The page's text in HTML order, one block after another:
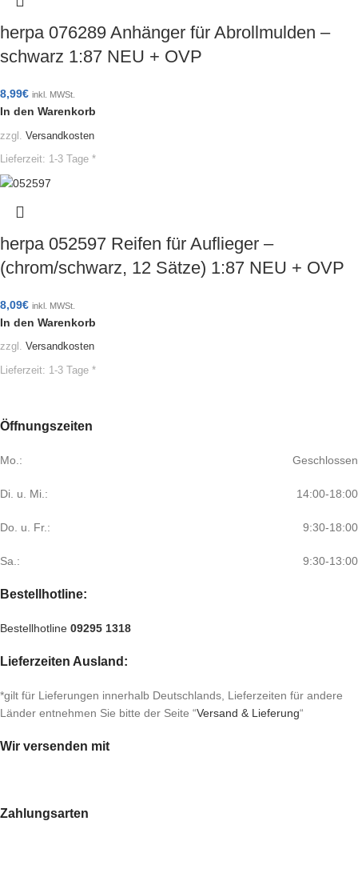
herpa 076289 Anhänger für Abrollmulden –
schwarz 1:87 NEU + OVP
8,99€ inkl. MWSt.
In den Warenkorb
zzgl. Versandkosten
Lieferzeit: 1-3 Tage *
herpa 052597 Reifen für Auflieger –
(chrom/schwarz, 12 Sätze) 1:87 NEU + OVP
8,09€ inkl. MWSt.
In den Warenkorb
zzgl. Versandkosten
Lieferzeit: 1-3 Tage *
Öffnungszeiten
Mo.: Geschlossen
Di. u. Mi.: 14:00-18:00
Do. u. Fr.: 9:30-18:00
Sa.: 9:30-13:00
Bestellhotline:
Bestellhotline 09295 1318
Lieferzeiten Ausland:
*gilt für Lieferungen innerhalb Deutschlands, Lieferzeiten für andere
Länder entnehmen Sie bitte der Seite “Versand & Lieferung“
Wir versenden mit
Zahlungsarten